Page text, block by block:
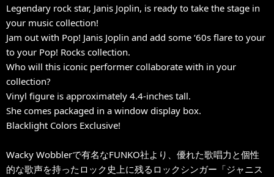
Legendary rock star, Janis Joplin, is ready to take the stage in
your music collection!
Jam out with Pop! Janis Joplin and add some ‘60s flare to your
to your Pop! Rocks collection.
Who will this iconic performer collaborate with in your
collection?
Vinyl figure is approximately 4.4-inches tall.
She comes packaged in a window display box.
Blacklight Colors Exclusive!
Wacky Wobblerで有名なFUNKO社より、優れた歌唱力と個性
的な歌声を持ったロック史上に残るロックシンガー「ジャニス